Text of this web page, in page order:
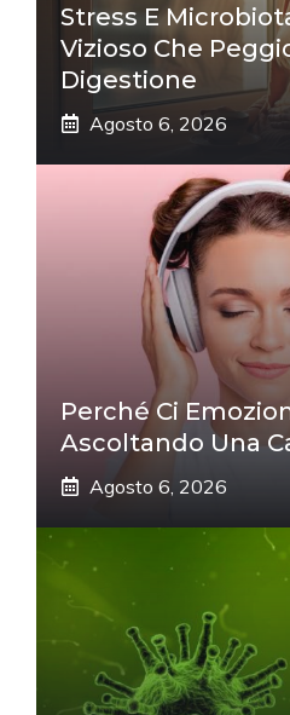
Stress E
Vizioso Che
Digestione
Agosto 6, 2026
Perché Ci
Ascoltando Una
Agosto 6, 2026